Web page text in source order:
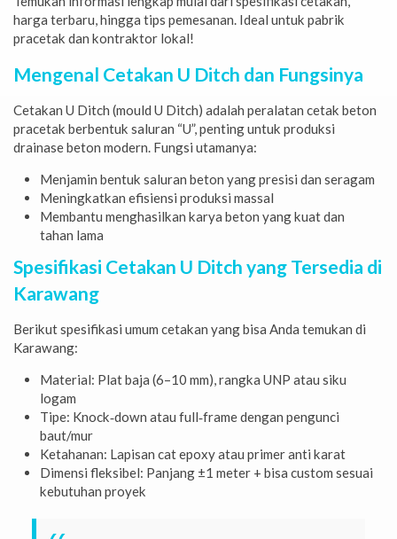
harga terbaru, hingga tips pemesanan. Ideal untuk pabrik
pracetak dan kontraktor lokal!
Mengenal Cetakan U Ditch dan Fungsinya
Cetakan U Ditch (mould U Ditch) adalah peralatan cetak beton
pracetak berbentuk saluran “U”, penting untuk produksi
drainase beton modern. Fungsi utamanya:
Menjamin bentuk saluran beton yang presisi dan seragam
Meningkatkan efisiensi produksi massal
Membantu menghasilkan karya beton yang kuat dan
tahan lama
Spesifikasi Cetakan U Ditch yang Tersedia di
Karawang
Berikut spesifikasi umum cetakan yang bisa Anda temukan di
Karawang:
Material: Plat baja (6–10 mm), rangka UNP atau siku
logam
Tipe: Knock‑down atau full‑frame dengan pengunci
baut/mur
Ketahanan: Lapisan cat epoxy atau primer anti karat
Dimensi fleksibel: Panjang ±1 meter + bisa custom sesuai
kebutuhan proyek